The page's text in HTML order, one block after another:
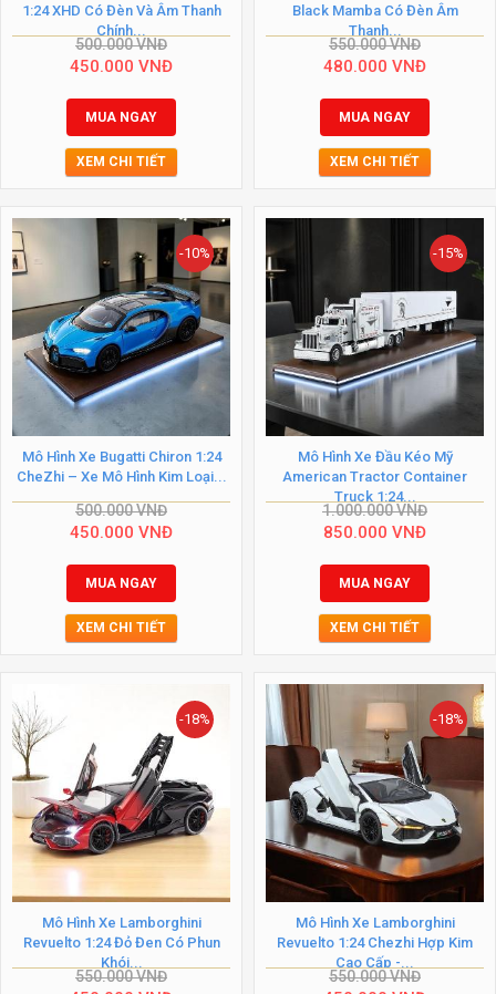
1:24 XHD Có Đèn Và Âm Thanh
Chính...
500.000VNĐ
450.000 VNĐ
MUA NGAY
XEM CHI TIẾT
Black Mamba Có Đèn Âm
Thanh...
550.000VNĐ
480.000 VNĐ
MUA NGAY
XEM CHI TIẾT
-10%
Mô Hình Xe Bugatti Chiron 1:24
CheZhi – Xe Mô Hình Kim Loại...
500.000VNĐ
450.000 VNĐ
MUA NGAY
XEM CHI TIẾT
-15%
Mô Hình Xe Đầu Kéo Mỹ
American Tractor Container
Truck 1:24...
1.000.000VNĐ
850.000 VNĐ
MUA NGAY
XEM CHI TIẾT
-18%
Mô Hình Xe Lamborghini
Revuelto 1:24 Đỏ Đen Có Phun
Khói...
550.000VNĐ
-18%
Mô Hình Xe Lamborghini
Revuelto 1:24 Chezhi Hợp Kim
Cao Cấp -...
550.000VNĐ